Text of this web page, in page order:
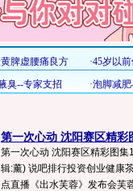
第一次心动 沈阳赛区精彩
第一次心动 沈阳赛区精彩图
辑:薰) 说吧排行投资创业健
点直播《出水芙蓉》发布会芙